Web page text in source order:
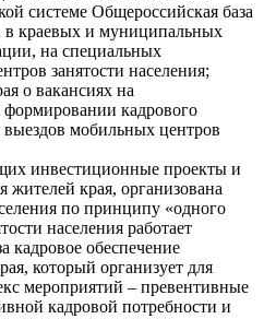
системе Общероссийская база
в краевых и муниципальных
на специальных
занятости населения;
о вакансиях на
кадрового
выездов мобильных центров
инвестиционные проекты и
жителей края, организована
по принципу «одного
населения работает
кадровое обеспечение
который организует для
мероприятий – превентивные
кадровой потребности и